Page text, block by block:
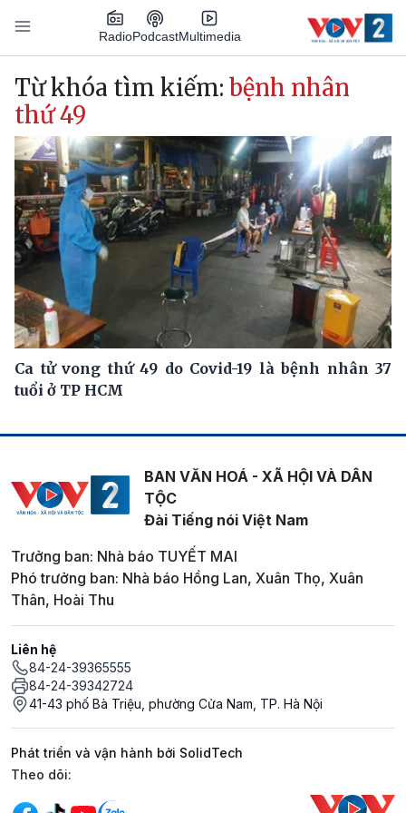
Nhảy đến nội dung
RadioPodcastMultimedia
Main navigation
Từ khóa tìm kiếm: bệnh nhân
thứ 49
Ca tử vong thứ 49 do Covid-19 là bệnh nhân 37
tuổi ở TP HCM
BAN VĂN HOÁ - XÃ HỘI VÀ DÂN
TỘC
Đài Tiếng nói Việt Nam
Trưởng ban: Nhà báo TUYẾT MAI
Phó trưởng ban: Nhà báo Hồng Lan, Xuân Thọ, Xuân
Thân, Hoài Thu
Liên hệ
84-24-39365555
84-24-39342724
41-43 phố Bà Triệu, phường Cửa Nam, TP. Hà Nội
Phát triển và vận hành bởi SolidTech
Mạng xã hội
Theo dõi: